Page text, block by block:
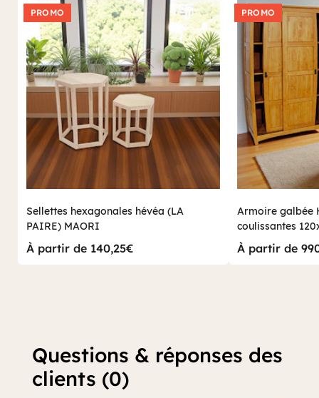
PROMO
Sellettes hexagonales hévéa (LA
PAIRE) MAORI
À partir de 140,25€
PROMO
Armoire galbée
coulissantes
TRADITION
À partir de
Questions & réponses des
clients (0)